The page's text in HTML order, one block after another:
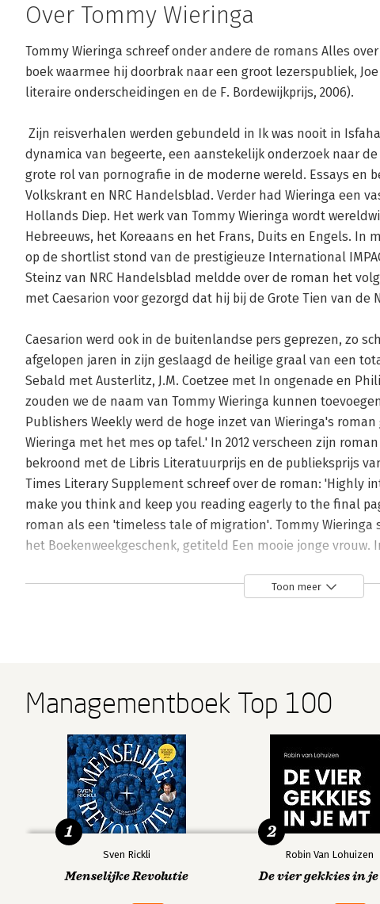
Over Tommy Wieringa
Tommy Wieringa schreef onder andere de romans Alles
boek waarmee hij doorbrak naar een groot lezerspubliek,
literaire onderscheidingen en de F. Bordewijkprijs, 2006).
dynamica van begeerte, een aanstekelijk onderzoek naar
grote rol van pornografie in de moderne wereld. Essays en
Volkskrant en NRC Handelsblad. Verder had Wieringa een
Hollands Diep. Het werk van Tommy Wieringa wordt
Hebreeuws, het Koreaans en het Frans, Duits en Engels. In
op de shortlist stond van de prestigieuze International
Steinz van NRC Handelsblad meldde over de roman het
met Caesarion voor gezorgd dat hij bij de Grote Tien van
Caesarion werd ook in de buitenlandse pers geprezen, zo
afgelopen jaren in zijn geslaagd de heilige graal van een
Sebald met Austerlitz, J.M. Coetzee met In ongenade en
zouden we de naam van Tommy Wieringa kunnen
Publishers Weekly werd de hoge inzet van Wieringa's
Wieringa met het mes op tafel.' In 2012 verscheen zijn
bekroond met de Libris Literatuurprijs en de publieksprijs
Times Literary Supplement schreef over de roman: 'Highly
make you think and keep you reading eagerly to the final
roman als een 'timeless tale of migration'. Tommy Wieringa
het Boekenweekgeschenk, getiteld Een mooie jonge vrouw.
Toon meer
Managementboek Top 100
Sven Rickli
Menselijke Revolutie
1
Robin Van Lohuizen
De vier gekkies in je
2